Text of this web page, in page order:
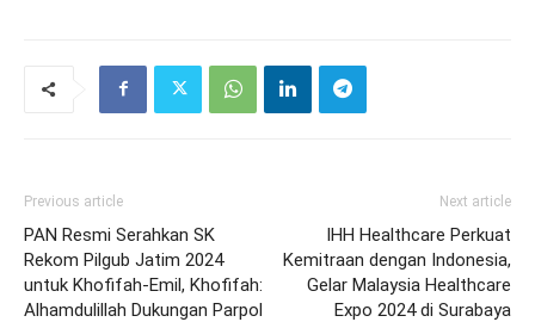
Previous article
PAN Resmi Serahkan SK
Rekom Pilgub Jatim 2024
untuk Khofifah-Emil, Khofifah:
Alhamdulillah Dukungan Parpol
Next article
IHH Healthcare Perkuat
Kemitraan dengan Indonesia,
Gelar Malaysia Healthcare
Expo 2024 di Surabaya